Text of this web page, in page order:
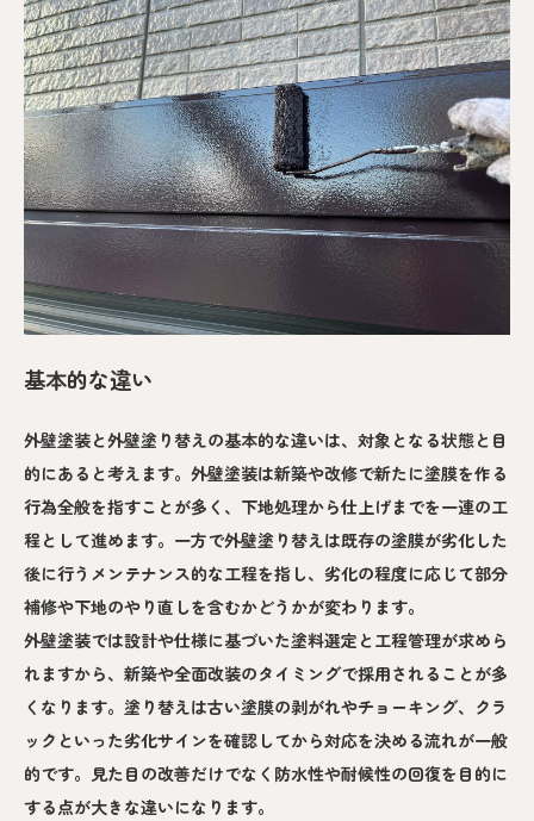
基本的な違い
外壁塗装と外壁塗り替えの基本的な違いは、対象となる状態と目
的にあると考えます。外壁塗装は新築や改修で新たに塗膜を作る
行為全般を指すことが多く、下地処理から仕上げまでを一連の工
程として進めます。一方で外壁塗り替えは既存の塗膜が劣化した
後に行うメンテナンス的な工程を指し、劣化の程度に応じて部分
補修や下地のやり直しを含むかどうかが変わります。
外壁塗装では設計や仕様に基づいた塗料選定と工程管理が求めら
れますから、新築や全面改装のタイミングで採用されることが多
くなります。塗り替えは古い塗膜の剥がれやチョーキング、クラ
ックといった劣化サインを確認してから対応を決める流れが一般
的です。見た目の改善だけでなく防水性や耐候性の回復を目的に
する点が大きな違いになります。